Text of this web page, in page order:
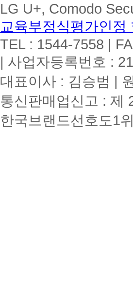
LG U+, Comodo
교육부정식평가인
TEL : 1544-7558 |
| 사업자등록번호 :
대표이사 : 김승범 |
통신판매업신고 : 제
한국브랜드선호도1위